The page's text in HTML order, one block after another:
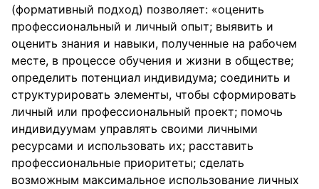
(формативный подход) позволяет: «оценить
профессиональный и личный опыт; выявить и
оценить знания и навыки, полученные на рабочем
месте, в процессе обучения и жизни в обществе;
определить потенциал индивидума; соединить и
структурировать элементы, чтобы сформировать
личный или профессиональный проект; помочь
индивидуумам управлять своими личными
ресурсами и использовать их; расставить
профессиональные приоритеты; сделать
возможным максимальное использование личных